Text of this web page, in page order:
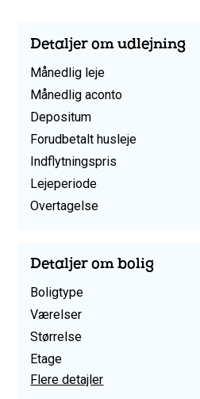
Detaljer om udlejning
Månedlig leje
Månedlig aconto
Depositum
Forudbetalt husleje
Indflytningspris
Lejeperiode
Overtagelse
Detaljer om bolig
Boligtype
Værelser
Størrelse
Etage
Flere detajler